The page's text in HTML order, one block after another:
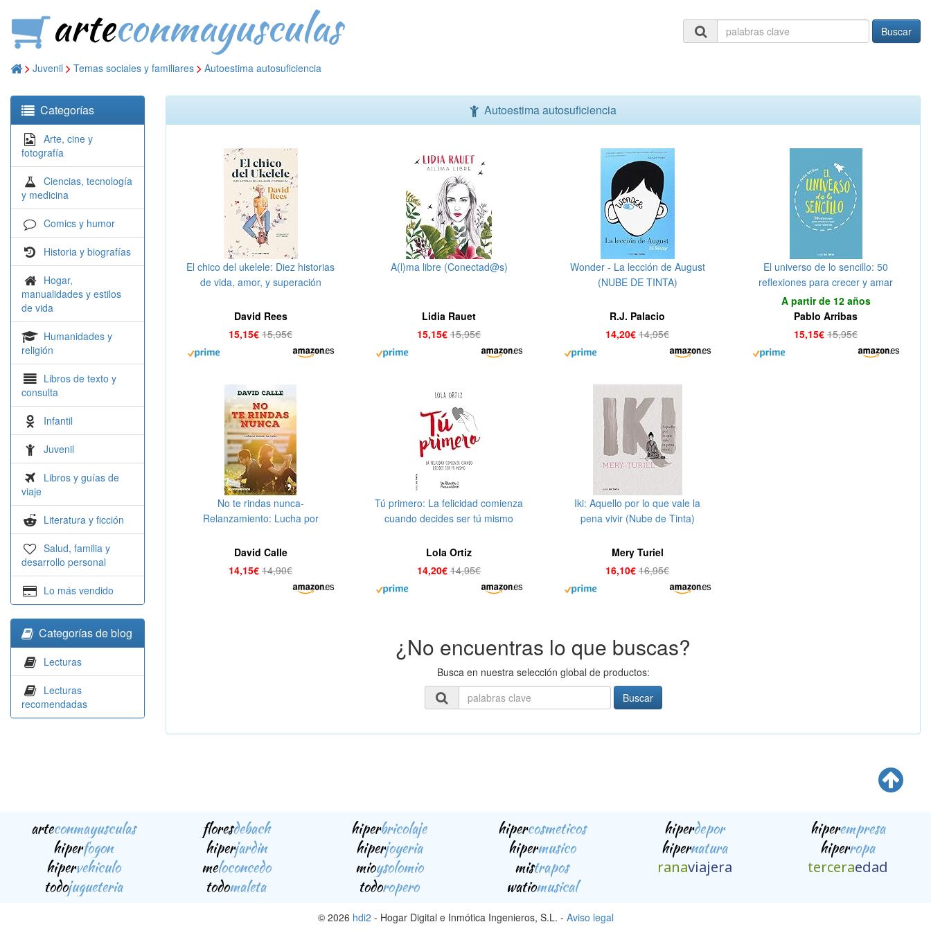
arteconmayusculas Buscar
Juvenil Temas sociales y familiares Autoestima autosuficiencia
Categorías
Arte, cine y
fotografía
Ciencias, tecnología
y medicina
Comics y humor
Historia y biografías
Hogar,
manualidades y estilos
de vida
Humanidades y
religión
Libros de texto y
consulta
Infantil
Juvenil
Libros y guías de
viaje
Literatura y ficción
Salud, familia y
desarrollo personal
Lo más vendido
Categorías de blog
Lecturas
Lecturas
recomendadas
Autoestima autosuficiencia
El chico del ukelele: Diez historias
de vida, amor, y superación
David Rees
15,15€ 15,95€
A(l)ma libre (Conectad@s)
Lidia Rauet
15,15€ 15,95€
Wonder - La lección de August
(NUBE DE TINTA)
R.J. Palacio
14,20€ 14,95€
El universo de lo sencillo: 50
reflexiones para crecer y amar
como valientes (Nube de Tinta)
A partir de 12 años
Pablo Arribas
15,15€ 15,95€
No te rindas nunca-
Relanzamiento: Lucha por
Colección)
David Calle
14,15€ 14,90€
Tú primero: La felicidad comienza
cuando decides ser tú mismo
Lola Ortiz
14,20€ 14,95€
Iki: Aquello por lo que vale la
pena vivir (Nube de Tinta)
Mery Turiel
16,10€ 16,95€
¿No encuentras lo que buscas?
Busca en nuestra selección global de productos:
Buscar
arteconmayusculas floresdebach hiperbricolaje hipercosmeticos hiperdepor hiperempresa
hiperfogon hiperjardin hiperjoyeria hipermusico hipernatura hiperropa
hipervehiculo meloconcedo mioysolomio mistrapos ranaviajera terceraedad
todojugueteria todomaleta todoropero watiomusical
© 2026 hdi2 - Hogar Digital e Inmótica Ingenieros, S.L. - Aviso legal